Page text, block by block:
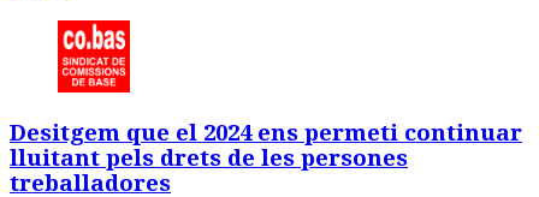
Desitgem que el 2024 ens permeti continuar
lluitant pels drets de les persones
treballadores